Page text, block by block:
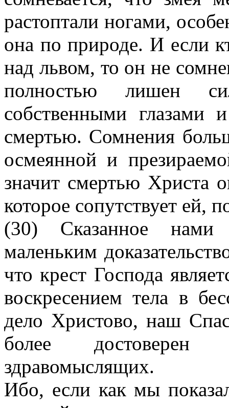
растоптали ногами,
она по природе. И если
над львом, то он не
полностью лишен
собственными
смертью. Сомнения
осмеянной и
значит смертью Христа
которое сопутствует ей,
(30) Сказанное нами
маленьким
что крест Господа
воскресением тела в
дело Христово, наш
более
здравомыслящих.
Ибо, если как мы